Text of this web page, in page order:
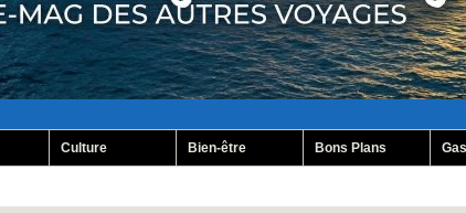
Culture Bien-être Bons Plans